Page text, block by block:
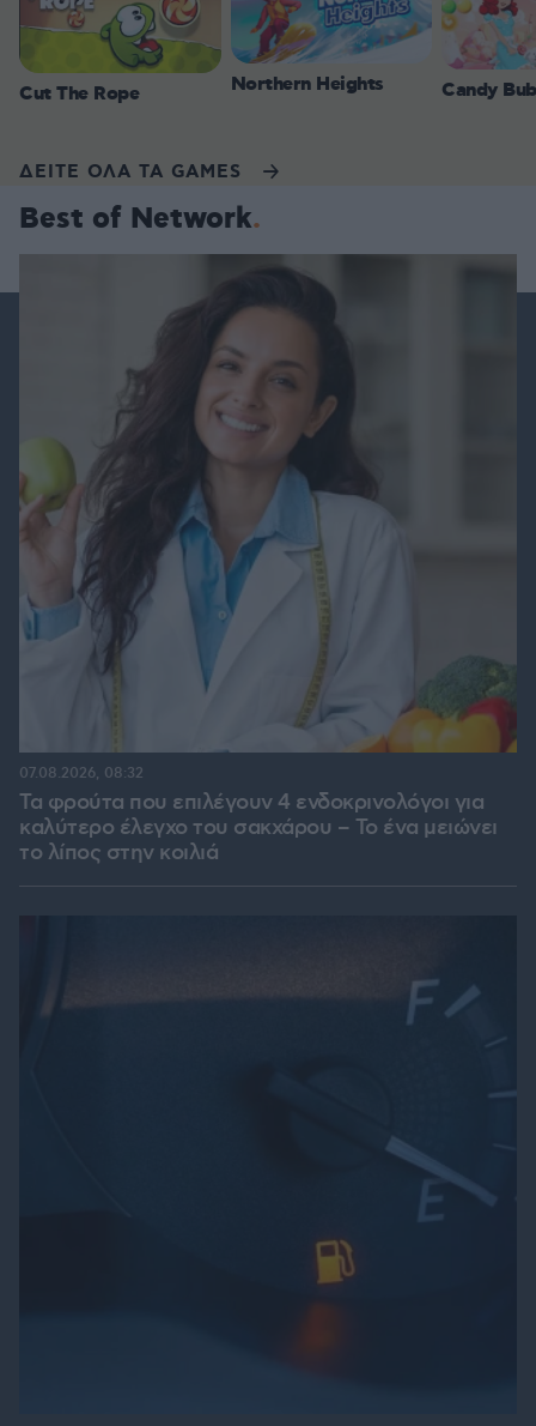
Cut The Rope Northern Heights Candy
ΔΕΙΤΕ ΟΛΑ ΤΑ GAMES
Best of Network
Τα φρούτα που επιλέγουν 4 ενδοκρινολόγοι για
καλύτερο έλεγχο του σακχάρου – Το ένα μειώνει
το λίπος στην κοιλιά
07.08.2026, 08:32